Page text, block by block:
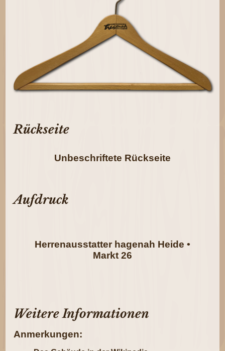
Rückseite
Unbeschriftete Rückseite
Aufdruck
Herrenausstatter hagenah Heide •
Markt 26
Weitere Informationen
Anmerkungen: